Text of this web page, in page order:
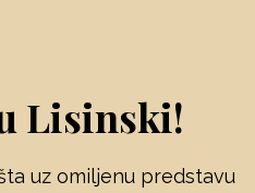
Lisinski!
uz omiljenu predstavu